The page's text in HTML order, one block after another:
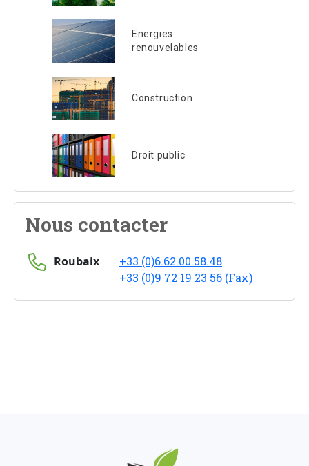
Energies
renouvelables
Construction
Droit public
Nous contacter
Roubaix
+33 (0)6.62.00.58.48
+33 (0)9 72 19 23 56 (Fax)